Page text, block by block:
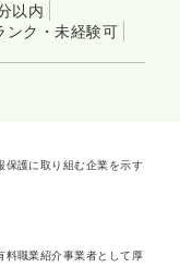
以内
ンク・未経験可
護に取り組む企業を示す
職業紹介事業者として厚